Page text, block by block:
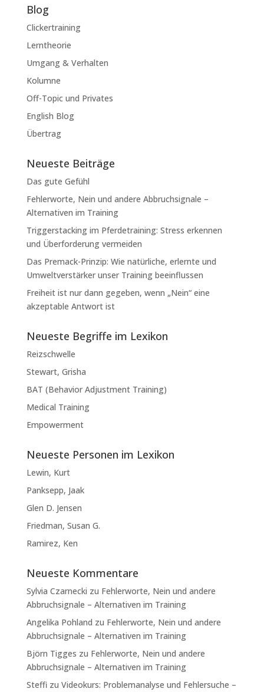
Blog
Clickertraining
Lerntheorie
Umgang & Verhalten
Kolumne
Off-Topic und Privates
English Blog
Übertrag
Neueste Beiträge
Das gute Gefühl
Fehlerworte, Nein und andere Abbruchsignale –
Alternativen im Training
Triggerstacking im Pferdetraining: Stress erkennen
und Überforderung vermeiden
Das Premack-Prinzip: Wie natürliche, erlernte und
Umweltverstärker unser Training beeinflussen
Freiheit ist nur dann gegeben, wenn „Nein“ eine
akzeptable Antwort ist
Neueste Begriffe im Lexikon
Reizschwelle
Stewart, Grisha
BAT (Behavior Adjustment Training)
Medical Training
Empowerment
Neueste Personen im Lexikon
Lewin, Kurt
Panksepp, Jaak
Glen D. Jensen
Friedman, Susan G.
Ramirez, Ken
Neueste Kommentare
Sylvia Czarnecki zu Fehlerworte, Nein und andere
Abbruchsignale – Alternativen im Training
Angelika Pohland zu Fehlerworte, Nein und andere
Abbruchsignale – Alternativen im Training
Björn Tigges zu Fehlerworte, Nein und andere
Abbruchsignale – Alternativen im Training
Steffizu Videokurs: Problemanalyse und Fehlersuche –